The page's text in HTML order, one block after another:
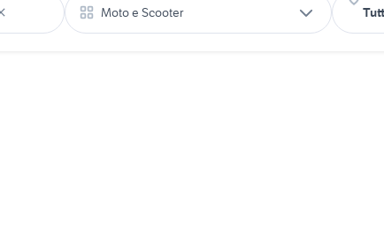
Moto e Scooter